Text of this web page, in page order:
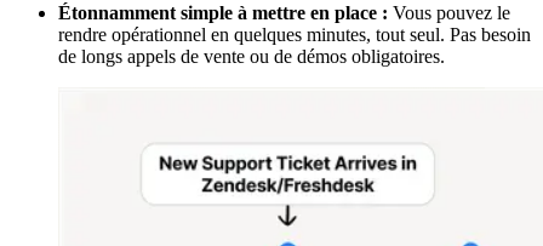
Étonnamment simple à mettre en place : Vous pouvez le
rendre opérationnel en quelques minutes, tout seul. Pas besoin
de longs appels de vente ou de démos obligatoires.